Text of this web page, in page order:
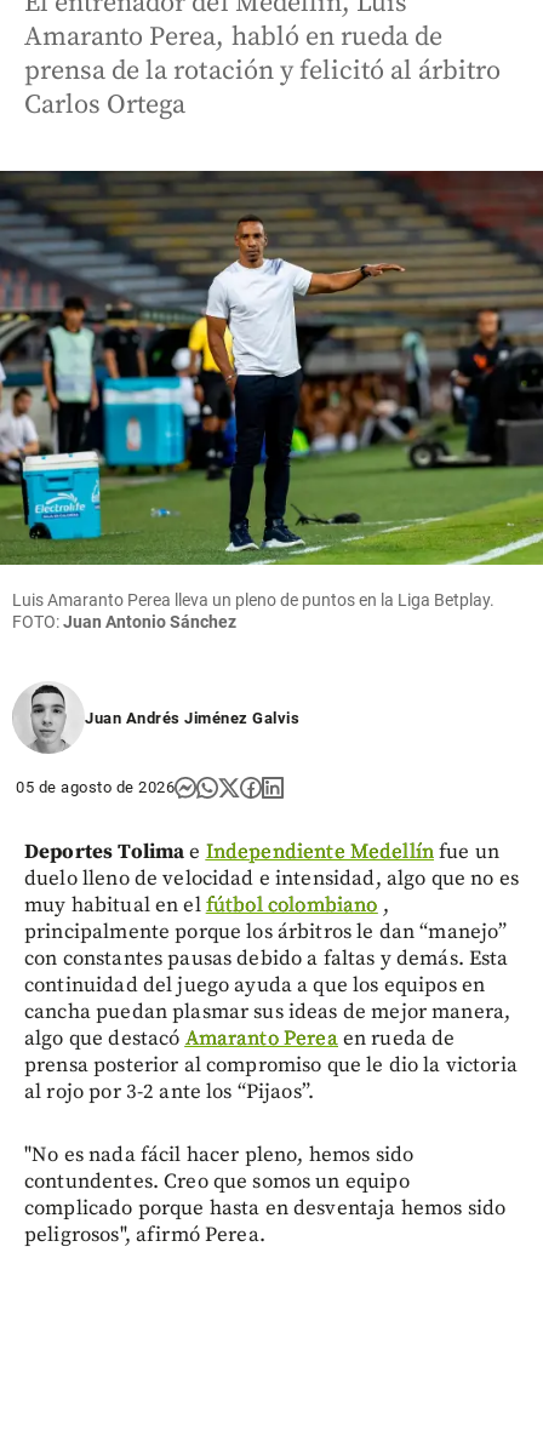
Amaranto Perea, habló en rueda de
prensa de la rotación y felicitó al árbitro
Carlos Ortega
Luis Amaranto Perea lleva un pleno de puntos en la Liga Betplay.
FOTO:Juan Antonio Sánchez
Juan Andrés Jiménez Galvis
05 de agosto de 2026
Deportes Tolimae Independiente Medellínfue un
duelo lleno de velocidad e intensidad, algo que no es
muy habitual en elfútbol colombiano ,
principalmente porque los árbitros le dan “manejo”
con constantes pausas debido a faltas y demás. Esta
continuidad del juego ayuda a que los equipos en
cancha puedan plasmar sus ideas de mejor manera,
algo que destacó Amaranto Pereaen rueda de
prensa posterior al compromiso que le dio la victoria
al rojo por 3-2 ante los “Pijaos”.
"No es nada fácil hacer pleno, hemos sido
contundentes. Creo que somos un equipo
complicado porque hasta en desventaja hemos sido
peligrosos", afirmó Perea.